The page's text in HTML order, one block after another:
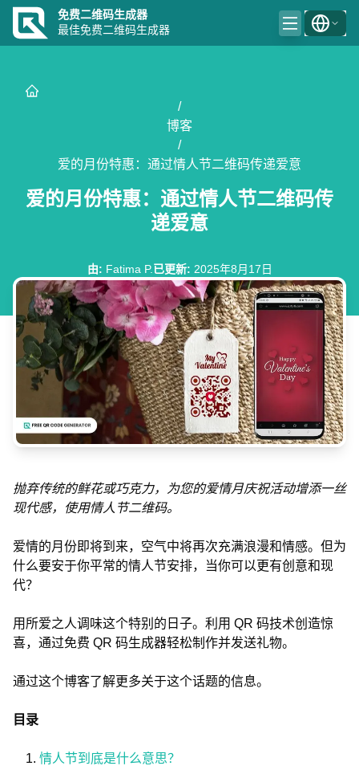
免费二维码生成器
最佳免费二维码生成器
/
博客
/
爱的月份特惠：通过情人节二维码传递爱意
爱的月份特惠：通过情人节二维码传
递爱意
由: Fatima P.已更新: 2025年8月17日
抛弃传统的鲜花或巧克力，为您的爱情月庆祝活动增添一丝
现代感，使用情人节二维码。
爱情的月份即将到来，空气中将再次充满浪漫和情感。但为
什么要安于你平常的情人节安排，当你可以更有创意和现
代？
用所爱之人调味这个特别的日子。利用 QR 码技术创造惊
喜，通过免费 QR 码生成器轻松制作并发送礼物。
通过这个博客了解更多关于这个话题的信息。
目录
情人节到底是什么意思？